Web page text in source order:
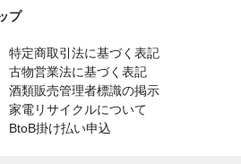
プ
特定商取引法に基づく表記
古物営業法に基づく表記
酒類販売管理者標識の掲示
家電リサイクルについて
BtoB掛け払い申込